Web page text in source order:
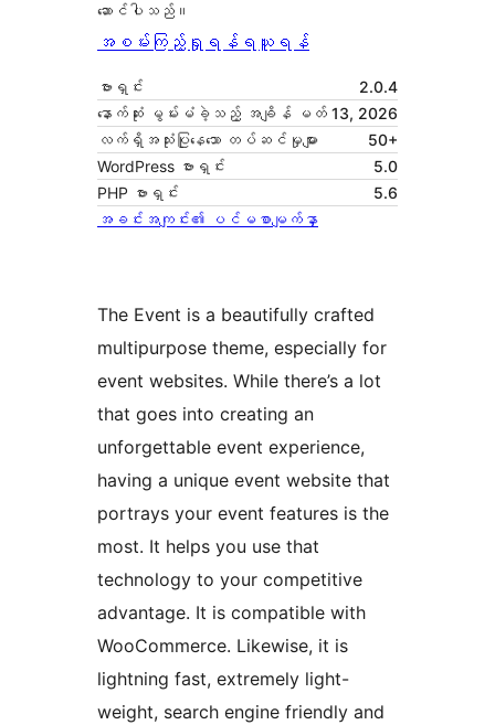
ဆောင်ပါသည်။
အစမ်းကြည့်ရှုရန် ရယူရန်
ဗားရှင်း
2.0.4
နောက်ဆုံး မွမ်းမံခဲ့သည့် အချိန် မတ် 13, 2026
လက်ရှိအသုံးပြုနေသော တပ်ဆင်မှုများ
50+
WordPress ဗားရှင်း
5.0
PHP ဗားရှင်း
5.6
အခင်းအကျင်း၏ ပင်မစာမျက်နှာ
The Event is a beautifully crafted
multipurpose theme, especially for
event websites. While there’s a lot
that goes into creating an
unforgettable event experience,
having a unique event website that
portrays your event features is the
most. It helps you use that
technology to your competitive
advantage. It is compatible with
WooCommerce. Likewise, it is
lightning fast, extremely light-
weight, search engine friendly and